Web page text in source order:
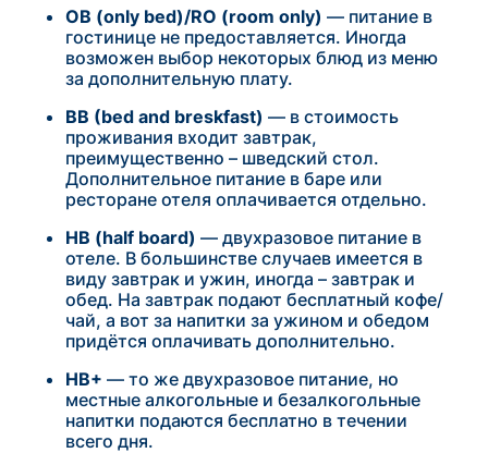
OB (only bed)/RO (room only) — питание в
гостинице не предоставляется. Иногда
возможен выбор некоторых блюд из меню
за дополнительную плату.
ВВ (bed and breskfast) — в стоимость
проживания входит завтрак,
преимущественно – шведский стол.
Дополнительное питание в баре или
ресторане отеля оплачивается отдельно.
HB (half board) — двухразовое питание в
отеле. В большинстве случаев имеется в
виду завтрак и ужин, иногда – завтрак и
обед. На завтрак подают бесплатный кофе/
чай, а вот за напитки за ужином и обедом
придётся оплачивать дополнительно.
НВ+ — то же двухразовое питание, но
местные алкогольные и безалкогольные
напитки подаются бесплатно в течении
всего дня.